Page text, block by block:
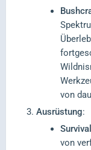
von
Ausrüstung:
Survival
von